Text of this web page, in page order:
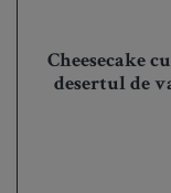
Cheesecake
desertul de